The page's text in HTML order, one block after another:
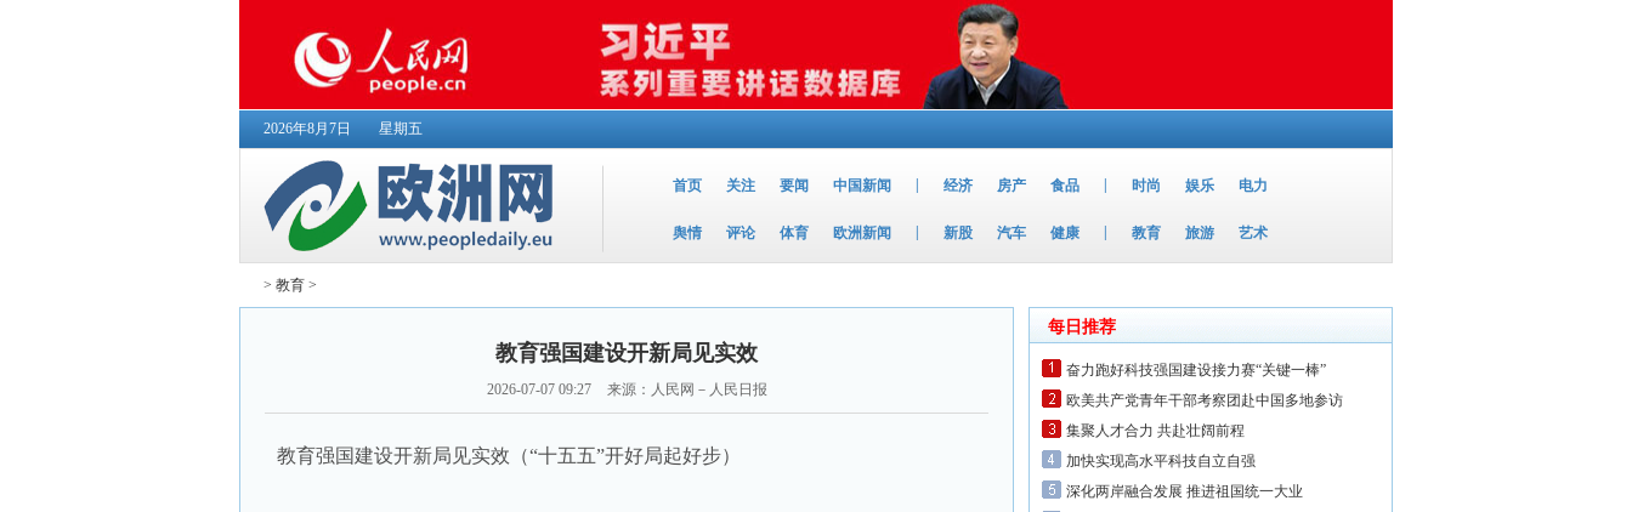
2026年8月7日 星期五
首页 关注 要闻 中国新闻 经济 房产 食品 时尚 娱乐 电力
舆情 评论 体育 欧洲新闻 新股 汽车 健康 教育 旅游 艺术
> 教育 >
教育强国建设开新局见实效
2026-07-07 09:27 来源：人民网－人民日报
教育强国建设开新局见实效（“十五五”开好局起好步）
每日推荐
奋力跑好科技强国建设接力赛“关键一棒”
欧美共产党青年干部考察团赴中国多地参访
集聚人才合力 共赴壮阔前程
加快实现高水平科技自立自强
深化两岸融合发展 推进祖国统一大业